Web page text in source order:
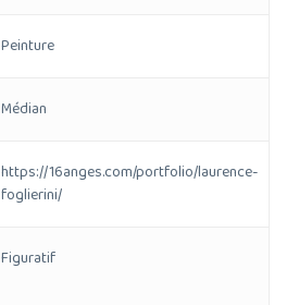
Peinture
Médian
https://16anges.com/portfolio/laurence-
foglierini/
Figuratif